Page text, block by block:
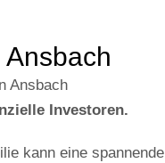
Investoren​.
kann eine spannende